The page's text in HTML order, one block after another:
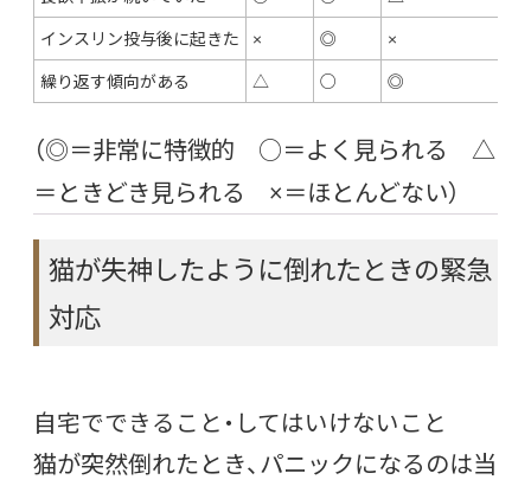
インスリン投与後に起きた
× ◎
×
繰り返す傾向がある
△ ○ ◎
（◎＝非常に特徴的 ○＝よく見られる △
＝ときどき見られる ×＝ほとんどない）
猫が失神したように倒れたときの緊急
対応
自宅でできること・してはいけないこと
猫が突然倒れたとき、パニックになるのは当